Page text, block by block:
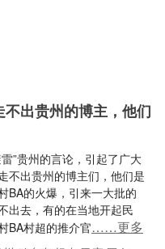
出贵州的博主，他们
”贵州的言论，引起了广大
不出贵州的博主们，他们是
BA的火爆，引来一大批的
出去，有的在当地开起民
BA村超的推介官……更多